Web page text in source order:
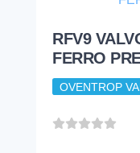
RFV9
FERRO
OVENTROP